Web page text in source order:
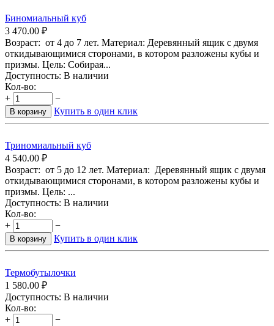
Биномиальный куб
3 470.00 ₽
Возраст: от 4 до 7 лет. Материал: Деревянный ящик с двумя
откидывающимися сторонами, в котором разложены кубы и
призмы. Цель: Собирая...
Доступность: В наличии
Кол-во:
+
−
В корзину Купить в один клик
Триномиальный куб
4 540.00 ₽
Возраст: от 5 до 12 лет. Материал: Деревянный ящик с двумя
откидывающимися сторонами, в котором разложены кубы и
призмы. Цель: ...
Доступность: В наличии
Кол-во:
+
−
В корзину Купить в один клик
Термобутылочки
1 580.00 ₽
Доступность: В наличии
Кол-во:
+
−